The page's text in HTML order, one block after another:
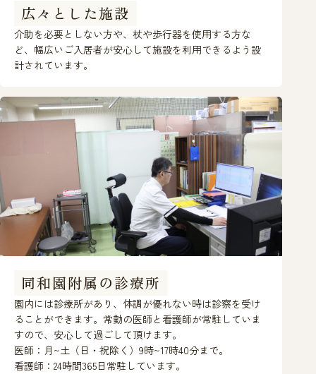
広々とした施設
介助を必要としない方や、杖や歩行器を使用する方な
ど、幅広いご入居者が安心して施設を利用できるよう設
計されています。
同和園附属の診療所
園内には診療所があり、体調が優れない時は診察を受け
ることができます。常勤の医師と看護師が常駐していま
すので、安心して過ごして頂けます。
医師：月~土（日・祝除く）9時~17時40分まで。
看護師：24時間365日常駐しています。